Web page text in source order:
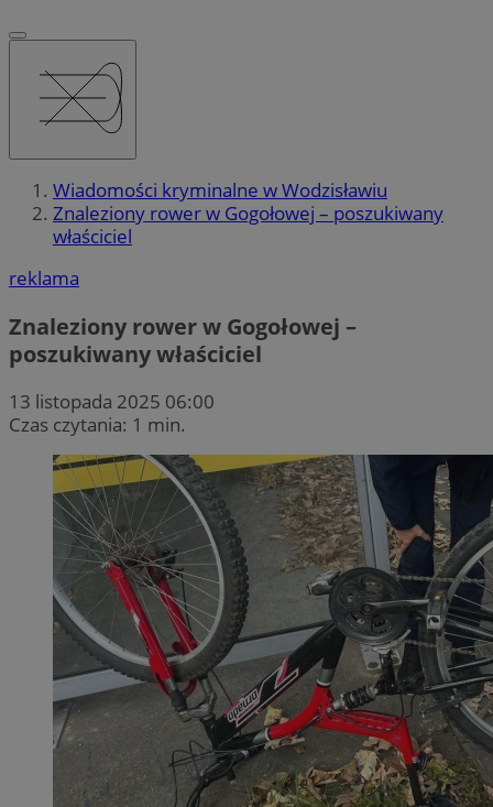
Wiadomości kryminalne w Wodzisławiu
Znaleziony rower w Gogołowej – poszukiwany
właściciel
reklama
Znaleziony rower w Gogołowej –
poszukiwany właściciel
13 listopada 2025 06:00
Czas czytania: 1 min.